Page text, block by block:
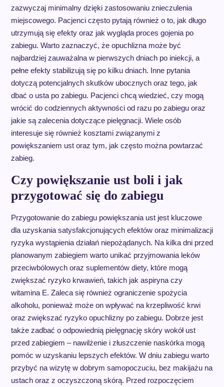
zazwyczaj minimalny dzięki zastosowaniu znieczulenia
miejscowego. Pacjenci często pytają również o to, jak długo
utrzymują się efekty oraz jak wygląda proces gojenia po
zabiegu. Warto zaznaczyć, że opuchlizna może być
najbardziej zauważalna w pierwszych dniach po iniekcji, a
pełne efekty stabilizują się po kilku dniach. Inne pytania
dotyczą potencjalnych skutków ubocznych oraz tego, jak
dbać o usta po zabiegu. Pacjenci chcą wiedzieć, czy mogą
wrócić do codziennych aktywności od razu po zabiegu oraz
jakie są zalecenia dotyczące pielęgnacji. Wiele osób
interesuje się również kosztami związanymi z
powiększaniem ust oraz tym, jak często można powtarzać
zabieg.
Czy powiększanie ust boli i jak
przygotować się do zabiegu
Przygotowanie do zabiegu powiększania ust jest kluczowe
dla uzyskania satysfakcjonujących efektów oraz minimalizacji
ryzyka wystąpienia działań niepożądanych. Na kilka dni przed
planowanym zabiegiem warto unikać przyjmowania leków
przeciwbólowych oraz suplementów diety, które mogą
zwiększać ryzyko krwawień, takich jak aspiryna czy
witamina E. Zaleca się również ograniczenie spożycia
alkoholu, ponieważ może on wpływać na krzepliwość krwi
oraz zwiększać ryzyko opuchlizny po zabiegu. Dobrze jest
także zadbać o odpowiednią pielęgnację skóry wokół ust
przed zabiegiem – nawilżenie i złuszczenie naskórka mogą
pomóc w uzyskaniu lepszych efektów. W dniu zabiegu warto
przybyć na wizytę w dobrym samopoczuciu, bez makijażu na
ustach oraz z oczyszczoną skórą. Przed rozpoczęciem